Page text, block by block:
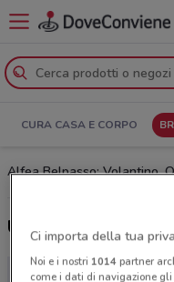
CURA CASA E CORPO
Alfea Belpasso: Volantino,
Ultime offerte del
Ci importa della tua
Noi e i nostri 1014partner
come i dati di navigazione